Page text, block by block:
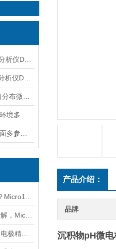
产品介绍：
品牌
沉积物pH微